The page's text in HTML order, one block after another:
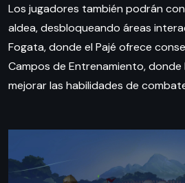
Los jugadores también podrán
aldea, desbloqueando áreas
Fogata, donde el Pajé ofrece
Campos de Entrenamiento, donde
mejorar las habilidades de